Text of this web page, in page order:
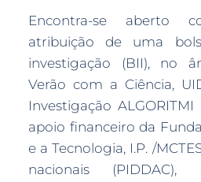
Encontra-se aberto
atribuição de uma
investigação (BII), no
Verão com a Ciência,
Investigação ALGORITMI
apoio financeiro da
e a Tecnologia, I.P. /
nacionais